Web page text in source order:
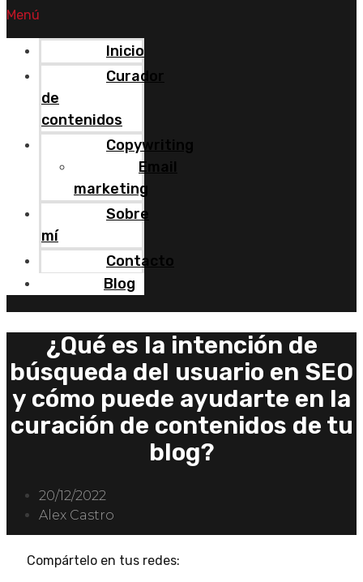
Menú
Inicio
Curador
de
contenidos
Copywriting
Email
marketing
Sobre
mí
Contacto
Blog
¿Qué es la intención de
búsqueda del usuario en SEO
y cómo puede ayudarte en la
curación de contenidos de tu
blog?
20/12/2022
Alex Castro
Compártelo en tus redes: